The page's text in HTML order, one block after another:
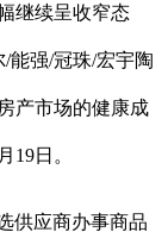
继续呈收窄态
能强/冠珠/宏宇陶
产市场的健康成
19日。
供应商办事商品